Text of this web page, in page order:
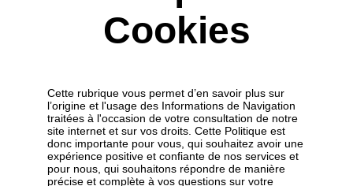
Cookies
Cette rubrique vous permet d’en savoir plus sur
l’origine et l'usage des Informations de Navigation
traitées à l'occasion de votre consultation de notre
site internet et sur vos droits. Cette Politique est
donc importante pour vous, qui souhaitez avoir une
expérience positive et confiante de nos services et
pour nous, qui souhaitons répondre de manière
précise et complète à vos questions sur votre